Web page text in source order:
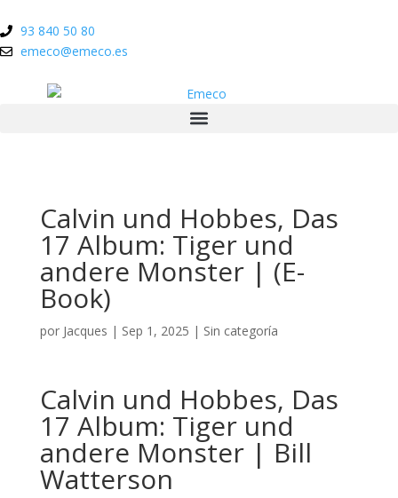
93 840 50 80
emeco@emeco.es
Calvin und Hobbes, Das
17 Album: Tiger und
andere Monster | (E-
Book)
por Jacques | Sep 1, 2025 | Sin categoría
Calvin und Hobbes, Das
17 Album: Tiger und
andere Monster | Bill
Watterson